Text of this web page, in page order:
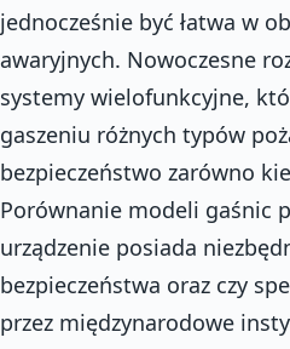
jednocześnie być łatwa w
awaryjnych. Nowoczesne
systemy wielofunkcyjne,
gaszeniu różnych typów
bezpieczeństwo zarówno
Porównanie modeli gaśnic
urządzenie posiada
bezpieczeństwa oraz czy
przez międzynarodowe